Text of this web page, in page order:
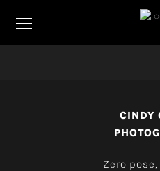
CINDY
Zero pose,